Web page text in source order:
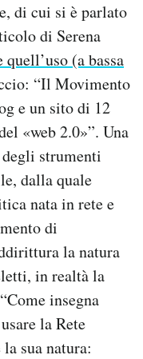
di cui si è parlato
di Serena
(a bassa
“Il Movimento
e un sito di 12
«web 2.0»”. Una
strumenti
dalla quale
nata in rete e
di
la natura
in realtà la
insegna
la Rete
sua natura: